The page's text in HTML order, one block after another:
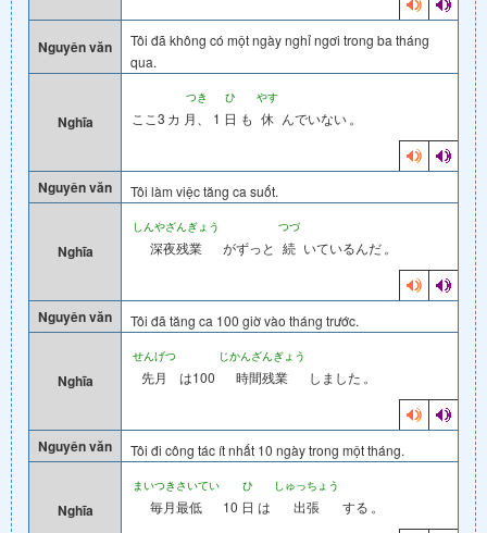
Nguyên văn
Tôi đã không có một ngày nghỉ ngơi trong ba tháng
qua.
Nghĩa ここ3 カ
つき
月、 1
ひ
日 も
やす
休 んでいない 。
Nguyên văn Tôi làm việc tăng ca suốt.
Nghĩa
しんやざんぎょう
深夜残業 がずっと
つづ
続 いているんだ 。
Nguyên văn Tôi đã tăng ca 100 giờ vào tháng trước.
Nghĩa
せんげつ
先月 は100
じかんざんぎょう
時間残業 しました 。
Nguyên văn Tôi đi công tác ít nhất 10 ngày trong một tháng.
Nghĩa
まいつきさいてい
毎月最低 10
ひ
日 は
しゅっちょう
出張 する 。